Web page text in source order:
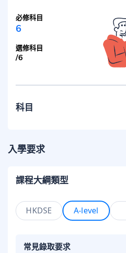
必修科目
6
選修科目
/6
科目
入學要求
課程大綱類型
HKDSE A-level
常見錄取要求